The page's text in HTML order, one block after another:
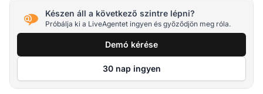
Készen áll a következő szintre lépni?
Próbálja ki a LiveAgentet ingyen és győződjön meg róla.
Demó kérése
30 nap ingyen